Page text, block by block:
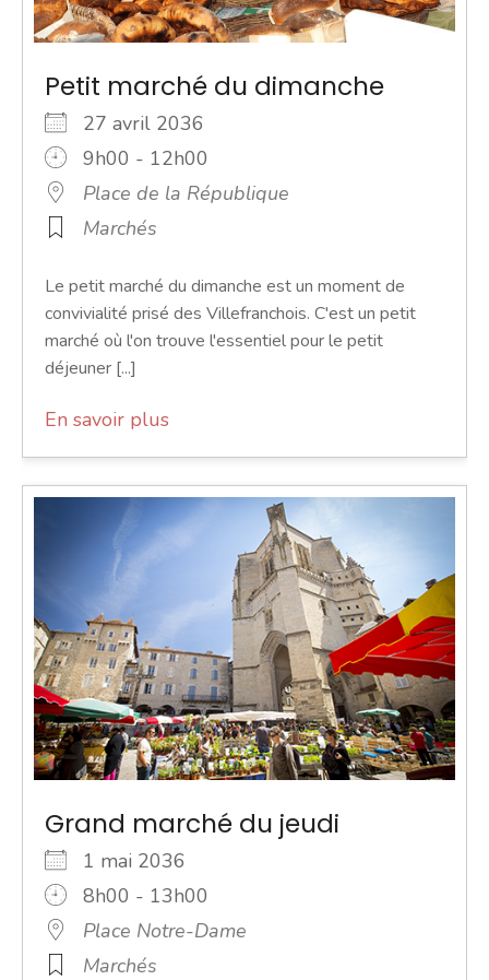
Petit marché du dimanche
27 avril 2036
9h00 - 12h00
Place de la République
Marchés
Le petit marché du dimanche est un moment de
convivialité prisé des Villefranchois. C'est un petit
marché où l'on trouve l'essentiel pour le petit
déjeuner [...]
En savoir plus
Grand marché du jeudi
1 mai 2036
8h00 - 13h00
Place Notre-Dame
Marchés